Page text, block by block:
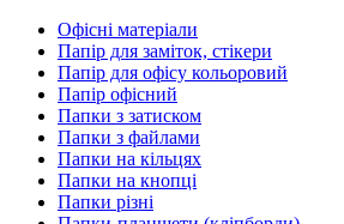
Офісні матеріали
Папір для заміток, стікери
Папір для офісу кольоровий
Папір офісний
Папки з затиском
Папки з файлами
Папки на кільцях
Папки на кнопці
Папки різні